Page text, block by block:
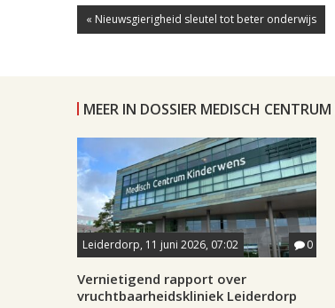
« Nieuwsgierigheid sleutel tot beter onderwijs
MEER IN DOSSIER MEDISCH
Leiderdorp, 11 juni 2026, 07:02 0
Vernietigend rapport over
vruchtbaarheidskliniek Leiderdorp